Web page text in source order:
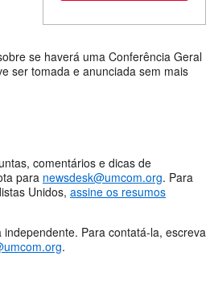
se haverá uma Conferência Geral
ser tomada e anunciada sem mais
comentários e dicas de
para newsdesk@umcom.org. Para
Unidos, assine os resumos
Para contatá-la, escreva
.